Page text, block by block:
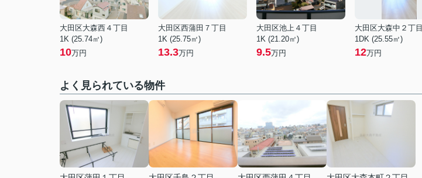
大田区大森西４丁目
1K (25.74㎡)
10万円
大田区西蒲田７丁目
1K (25.75㎡)
13.3万円
大田区池上４丁目
1K (21.20㎡)
9.5万円
大田区大森中２丁目
1DK (25.55㎡)
12万円
よく見られている物件